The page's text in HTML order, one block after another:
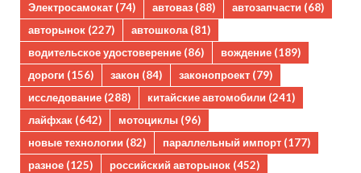
Электросамокат (74) автоваз (88) автозапчасти (68)
авторынок (227) автошкола(81)
водительское удостоверение (86) вождение (189)
дороги (156) закон (84) законопроект (79)
исследование (288) китайские автомобили (241)
лайфхак (642) мотоциклы (96)
новые технологии (82) параллельный импорт (177)
разное (125) российский авторынок (452)